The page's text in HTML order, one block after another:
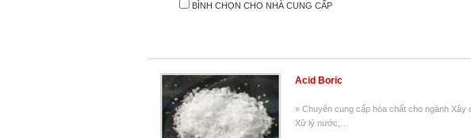
BÌNH CHỌN CHO NHÀ CUNG CẤP
Acid Boric
» Chuyên cung cấp hóa chất cho ngành Xây
Xử lý nước,…